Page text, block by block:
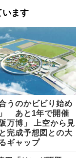
います
合うのかビビり始め
あと1年で開催
万博」 上空から見
完成予想図との大
ギャップ